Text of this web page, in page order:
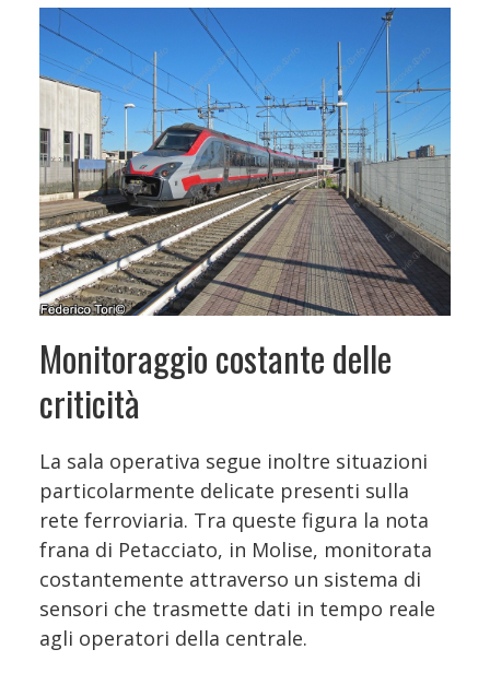
Monitoraggio costante delle
criticità
La sala operativa segue inoltre situazioni
particolarmente delicate presenti sulla
rete ferroviaria. Tra queste figura la nota
frana di Petacciato, in Molise, monitorata
costantemente attraverso un sistema di
sensori che trasmette dati in tempo reale
agli operatori della centrale.